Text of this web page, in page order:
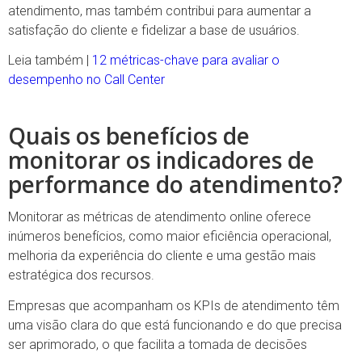
atendimento, mas também contribui para aumentar a
satisfação do cliente e fidelizar a base de usuários.
Leia também | 12 métricas-chave para avaliar o
desempenho no Call Center
Quais os benefícios de
monitorar os indicadores de
performance do atendimento?
Monitorar as métricas de atendimento online oferece
inúmeros benefícios, como maior eficiência operacional,
melhoria da experiência do cliente e uma gestão mais
estratégica dos recursos.
Empresas que acompanham os KPIs de atendimento têm
uma visão clara do que está funcionando e do que precisa
ser aprimorado, o que facilita a tomada de decisões